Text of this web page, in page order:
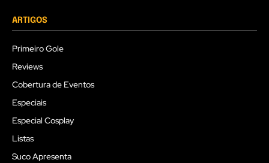
ARTIGOS
Primeiro Gole
Reviews
Cobertura de Eventos
Especiais
Especial Cosplay
Listas
Suco Apresenta